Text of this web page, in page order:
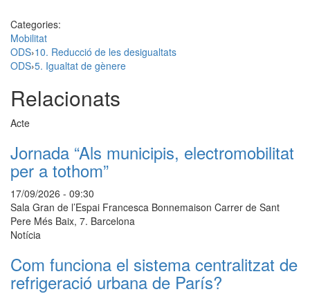
Categories:
Mobilitat
ODS›10. Reducció de les desigualtats
ODS›5. Igualtat de gènere
Relacionats
Acte
Jornada “Als municipis, electromobilitat
per a tothom”
17/09/2026 - 09:30
Sala Gran de l’Espai Francesca Bonnemaison Carrer de Sant
Pere Més Baix, 7. Barcelona
Notícia
Com funciona el sistema centralitzat de
refrigeració urbana de París?